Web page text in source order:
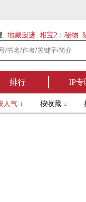
: 地藏遗迹 相宝2：秘物
排行 IP专
人气 ↓ 按收藏 ↓